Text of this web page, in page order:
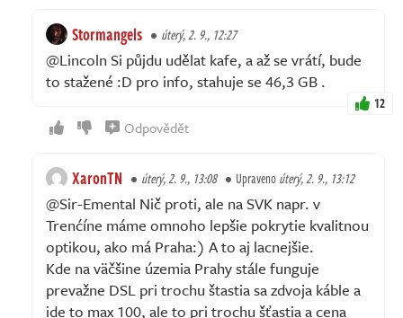
Stormangels úterý, 2. 9., 12:27
@Lincoln Si půjdu udělat kafe, a až se vrátí, bude
to stažené :D pro info, stahuje se 46,3 GB .
12
Odpovědět
XaronTN úterý, 2. 9., 13:08 Upravenoúterý, 2. 9., 13:12
@Sir-Emental Nič proti, ale na SVK napr. v
Trenćíne máme omnoho lepšie pokrytie kvalitnou
optikou, ako má Praha:) A to aj lacnejšie.
Kde na väčšine územia Prahy stále funguje
prevažne DSL pri trochu štastia sa zdvoja káble a
ide to max 100, ale to pri trochu šťastia a cena